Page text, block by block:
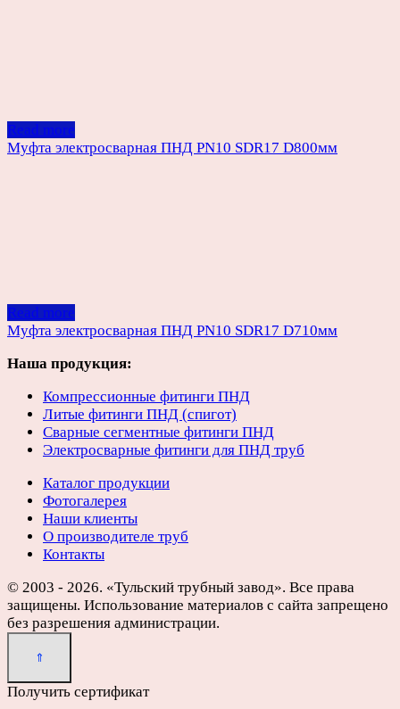
Read more
Муфта электросварная ПНД PN10 SDR17 D800мм
Read more
Муфта электросварная ПНД PN10 SDR17 D710мм
Наша продукция:
Компрессионные фитинги ПНД
Литые фитинги ПНД (спигот)
Сварные сегментные фитинги ПНД
Электросварные фитинги для ПНД труб
Каталог продукции
Фотогалерея
Наши клиенты
О производителе труб
Контакты
© 2003 - 2026. «Тульский трубный завод». Все права
защищены. Использование материалов с сайта запрещено
без разрешения администрации.
Получить сертификат